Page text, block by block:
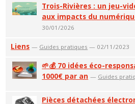
Trois-Rivières : un jeu-
aux impacts du
30/01/2026
Liens — Guides pratiques — 02/11/2023
🌱💰 70 idées éco-
1000€ par an — Guides
Pièces détachées